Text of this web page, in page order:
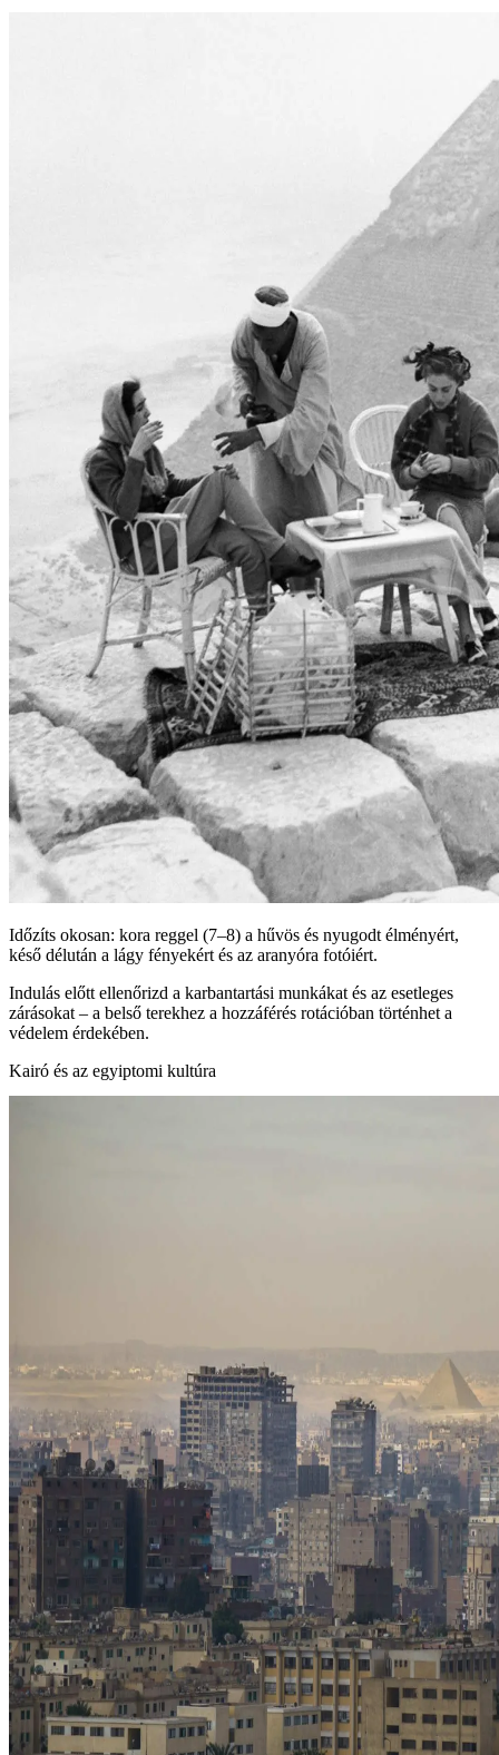
Időzíts okosan: kora reggel (7–8) a hűvös és nyugodt élményért,
késő délután a lágy fényekért és az aranyóra fotóiért.
Indulás előtt ellenőrizd a karbantartási munkákat és az esetleges
zárásokat – a belső terekhez a hozzáférés rotációban történhet a
védelem érdekében.
Kairó és az egyiptomi kultúra